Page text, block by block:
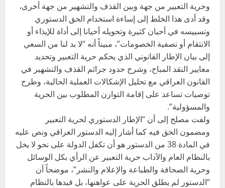
وحرية التعبير من جهة وبين القذف والتشهير من جهة أخرى،
وقد أدى هذا الخلط إلى إساءة استخدام الحق الدستوري
وتسييسه في أحيان كثيرة وتحويله أحيانا إلى أداة للإيذاء أو
الانتقام أو تصفية الخصومات”، مبيناً أنه “لا بد لنا من السعي
إلى بيان الإطار القانوني الذي يحكم حرية التعبير وتحديد
معايير النقد المباح، وشرح حدود جرائم القذف والتشهير في
القانون العراقي مع تحليل الإشكالات العملية الحالية، وطرح
توصيات تساعد على إقامة التوازن المطلوب بين الحرية
والمسؤولية”.
ولفت مصلح إلى أن “الإطار الدستوري لحرية التعبير
ومضمون الحق فيه كما أشار إليه الدستور العراقي ونص عليه
في المادة 38 من الدستور هو أن تكفل الدولة على نحو لا يخل
بالنظام العام والآداب حرية التعبير عن الرأي بكل الوسائل
وحرية الصحافة والطباعة والإعلام والنشر”، موضحاً أن
“الدستور لم يطلق الحرية على عواهنها، بل قيدها بالنظام